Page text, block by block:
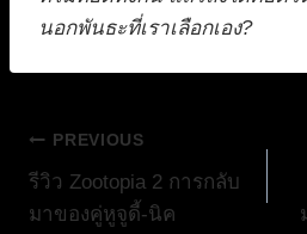
นอกพันธะที่เราเลือกเอง?
แนะแนว
เรื่อง
PREVIOUS
รีวิว Zootopia 2 การกลับ
มาของคู่หูจูดี้-นิค